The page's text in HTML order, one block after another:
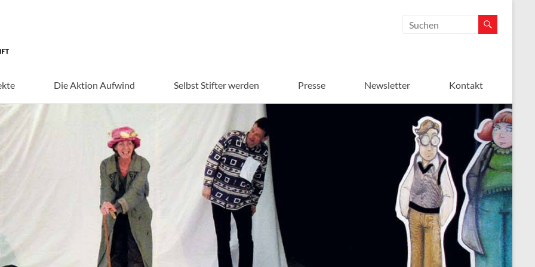
Die Aktion Aufwind Selbst Stifter werden Presse Newsletter Kontakt